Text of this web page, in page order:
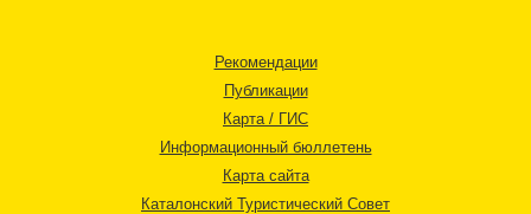
Рекомендации
Публикации
Карта / ГИС
Информационный бюллетень
Карта сайта
Каталонский Туристический Совет